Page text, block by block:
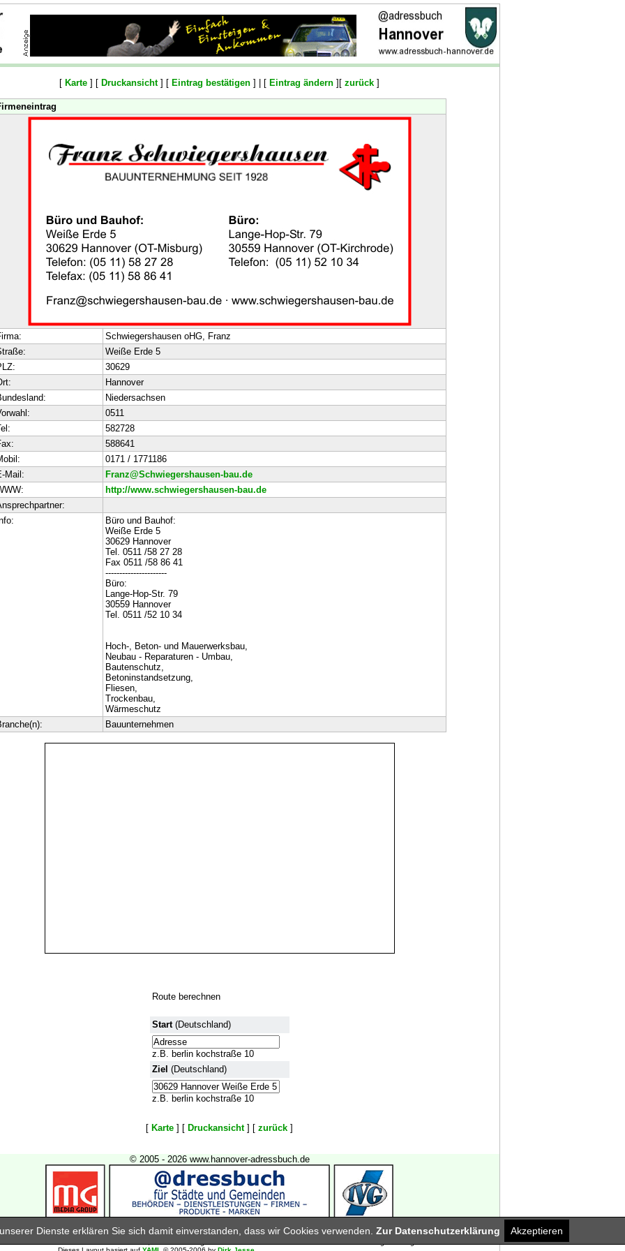
Dienste erklären Sie sich damit einverstanden, dass wir Cookies verwenden. Zur Datenschutzerklärung Akzeptieren
[ Karte ] [ Druckansicht] [ Eintrag bestätigen ] | [ Eintrag ändern ][ zurück ]
Schwiegershausen oHG, Franz
Weiße Erde 5
30629
Hannover
Niedersachsen
0511
582728
588641
0171 / 1771186
Mail:
Franz@Schwiegershausen-bau.de
http://www.schwiegershausen-bau.de
Büro und Bauhof:
Weiße Erde 5
30629 Hannover
Tel. 0511 /58 27 28
Fax 0511 /58 86 41
----------------------
Büro:
Lange-Hop-Str. 79
30559 Hannover
Tel. 0511 /52 10 34
Hoch-, Beton- und Mauerwerksbau,
Neubau - Reparaturen - Umbau,
Bautenschutz,
Betoninstandsetzung,
Fliesen,
Trockenbau,
Wärmeschutz
Bauunternehmen
Route berechnen
Start(Deutschland)
z.B. berlin kochstraße 10
Ziel (Deutschland)
z.B. berlin kochstraße 10
[ Karte ] [ Druckansicht] [ zurück ]
© 2005 - 2026 www.hannover-adressbuch.de
Industrie- und Handelsverlag GmbH & Co KG